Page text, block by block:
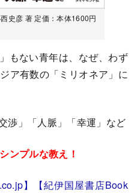
史彦 著 定価：本体1600円
もない青年は、なぜ、わず
ア有数の「ミリオネア」に
渉」「人脈」「幸運」など
ンプルな教え！
】
【紀伊国屋書店Book